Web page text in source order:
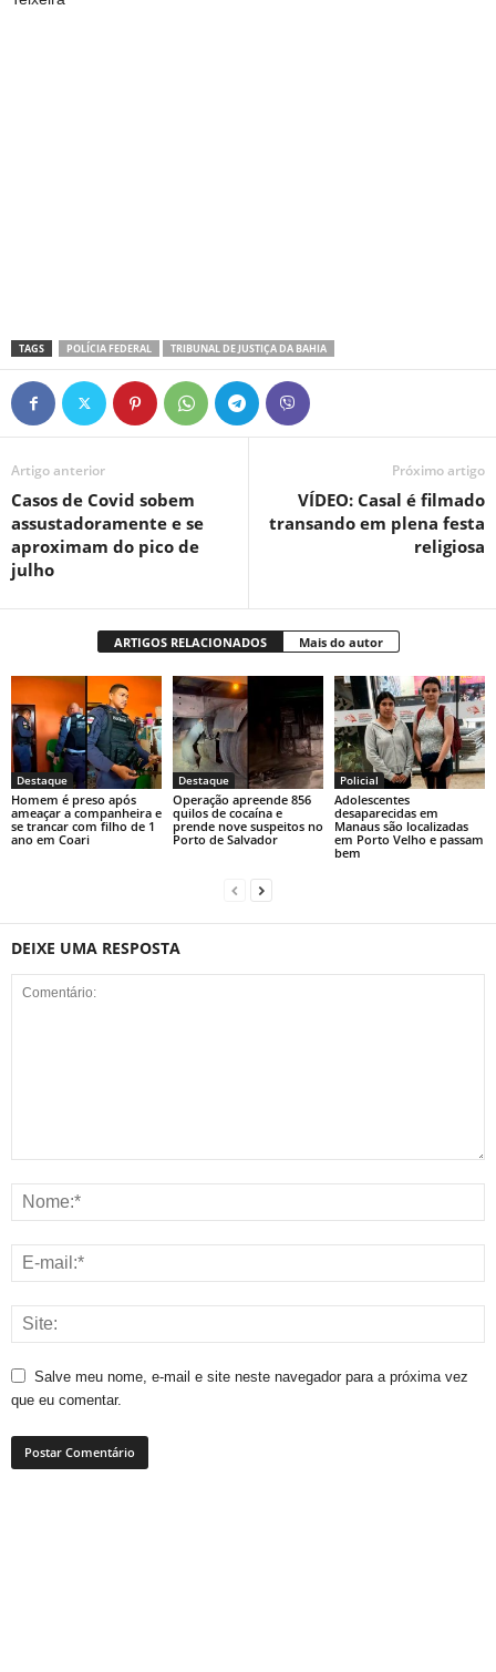
TAGS POLÍCIA FEDERAL TRIBUNAL DE JUSTIÇA DA BAHIA
Artigo anterior
Casos de Covid sobem
assustadoramente e se
aproximam do pico de
julho
Próximo artigo
VÍDEO: Casal é filmado
transando em plena festa
religiosa
ARTIGOS RELACIONADOS Mais do autor
Destaque
Homem é preso após
ameaçar a companheira e
se trancar com filho de 1
ano em Coari
Destaque
Operação apreende 856
quilos de cocaína e
prende nove suspeitos no
Porto de Salvador
Policial
Adolescentes
desaparecidas em
Manaus são localizadas
em Porto Velho e passam
bem
DEIXE UMA RESPOSTA
Salve meu nome, e-mail e site neste navegador para a próxima vez
que eu comentar.